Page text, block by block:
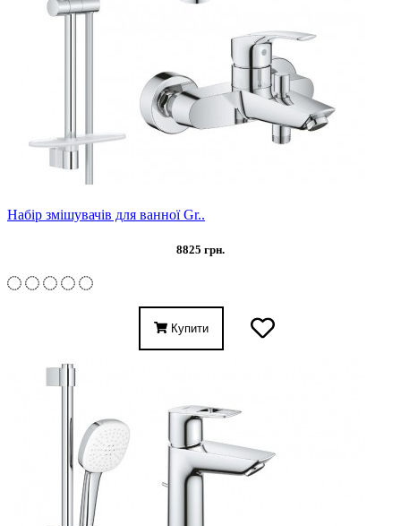
Набір змішувачів для ванної Gr..
8825 грн.
Купити